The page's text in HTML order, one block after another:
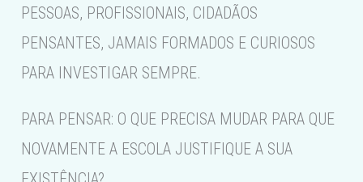
PESSOAS, PROFISSIONAIS, CIDADÃOS
PENSANTES, JAMAIS FORMADOS E CURIOSOS
PARA INVESTIGAR SEMPRE.
PARA PENSAR: O QUE PRECISA MUDAR PARA QUE
NOVAMENTE A ESCOLA JUSTIFIQUE A SUA